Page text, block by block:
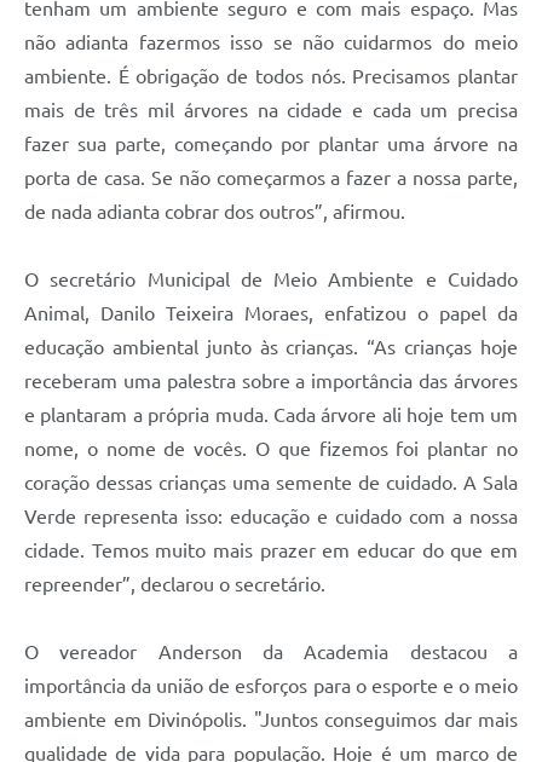
tenham um ambiente seguro e com mais espaço. Mas
não adianta fazermos isso se não cuidarmos do meio
ambiente. É obrigação de todos nós. Precisamos plantar
mais de três mil árvores na cidade e cada um precisa
fazer sua parte, começando por plantar uma árvore na
porta de casa. Se não começarmos a fazer a nossa parte,
de nada adianta cobrar dos outros”, afirmou.
O secretário Municipal de Meio Ambiente e Cuidado
Animal, Danilo Teixeira Moraes, enfatizou o papel da
educação ambiental junto às crianças. “As crianças hoje
receberam uma palestra sobre a importância das árvores
e plantaram a própria muda. Cada árvore ali hoje tem um
nome, o nome de vocês. O que fizemos foi plantar no
coração dessas crianças uma semente de cuidado. A Sala
Verde representa isso: educação e cuidado com a nossa
cidade. Temos muito mais prazer em educar do que em
repreender”, declarou o secretário.
O vereador Anderson da Academia destacou a
importância da união de esforços para o esporte e o meio
ambiente em Divinópolis. "Juntos conseguimos dar mais
qualidade de vida para população. Hoje é um marco de